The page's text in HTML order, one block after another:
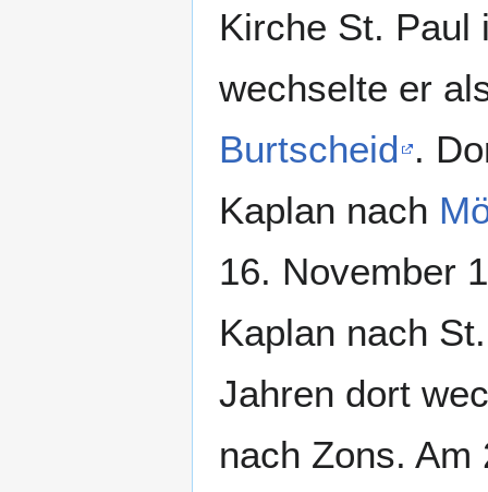
Kirche St. Paul
wechselte er
Burtscheid .
Kaplan nach
16. November
Kaplan nach
Jahren dort
nach Zons. Am